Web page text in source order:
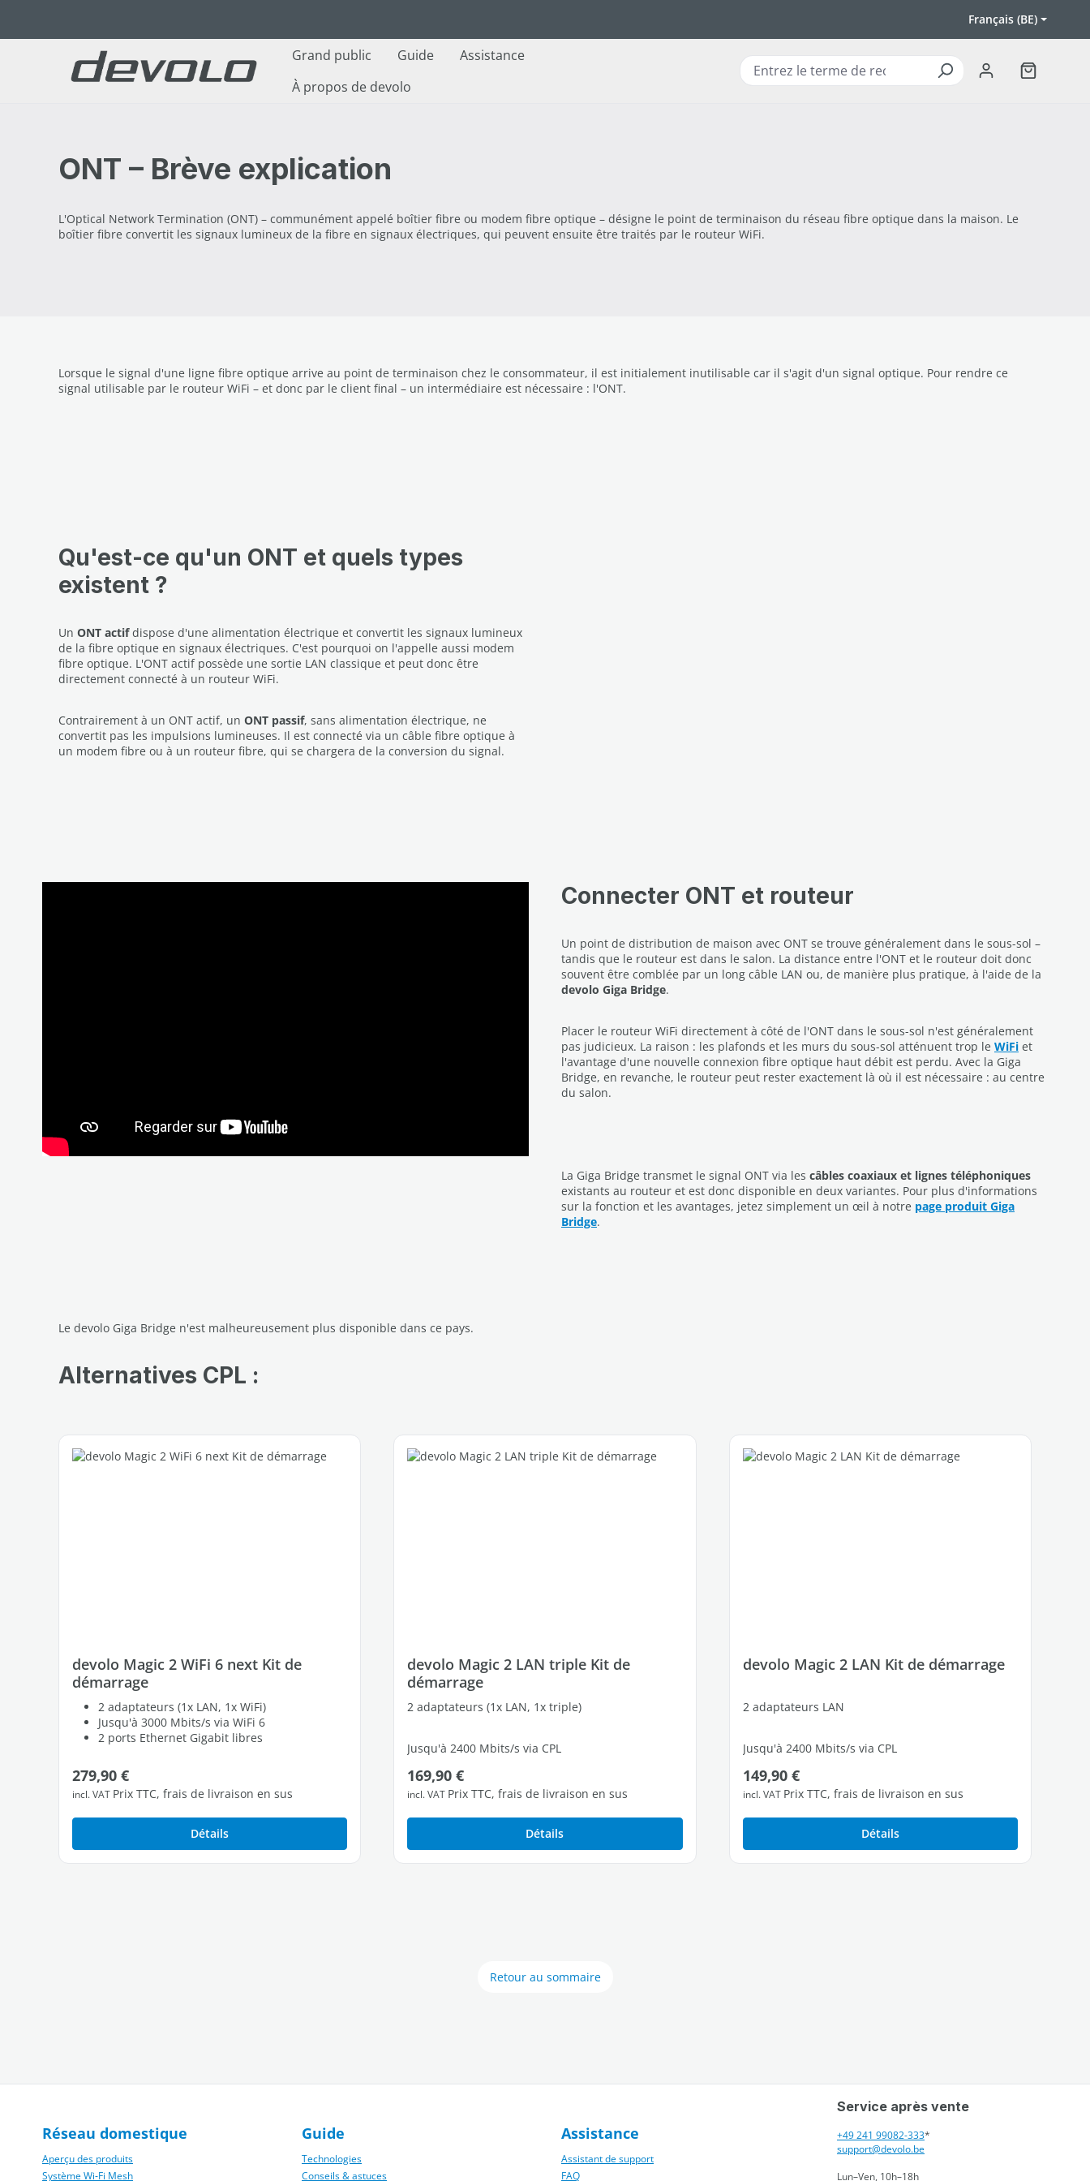
Français (BE)
Grand public Guide
Assistance
À propos de devolo
Le panier
ONT – Brève explication
L'Optical Network Termination (ONT) – communément appelé boîtier fibre ou modem fibre optique – désigne le point de terminaison du réseau fibre optique dans la maison. Le
boîtier fibre convertit les signaux lumineux de la fibre en signaux électriques, qui peuvent ensuite être traités par le routeur WiFi.
Lorsque le signal d'une ligne fibre optique arrive au point de terminaison chez le consommateur, il est initialement inutilisable car il s'agit d'un signal optique. Pour rendre ce
signal utilisable par le routeur WiFi – et donc par le client final – un intermédiaire est nécessaire : l'ONT.
Qu'est-ce qu'un ONT et quels types
existent ?
Un ONT actifdispose d'une alimentation électrique et convertit les signaux lumineux
de la fibre optique en signaux électriques. C'est pourquoi on l'appelle aussi modem
fibre optique. L'ONT actif possède une sortie LAN classique et peut donc être
directement connecté à un routeur WiFi.
Contrairement à un ONT actif, un ONT passif, sans alimentation électrique, ne
convertit pas les impulsions lumineuses. Il est connecté via un câble fibre optique à
un modem fibre ou à un routeur fibre, qui se chargera de la conversion du signal.
Connecter ONT et routeur
Un point de distribution de maison avec ONT se trouve généralement dans le sous-sol –
tandis que le routeur est dans le salon. La distance entre l'ONT et le routeur doit donc
souvent être comblée par un long câble LAN ou, de manière plus pratique, à l'aide de la
devolo Giga Bridge.
Placer le routeur WiFi directement à côté de l'ONT dans le sous-sol n'est généralement
pas judicieux. La raison : les plafonds et les murs du sous-sol atténuent trop le WiFi et
l'avantage d'une nouvelle connexion fibre optique haut débit est perdu. Avec la Giga
Bridge, en revanche, le routeur peut rester exactement là où il est nécessaire : au centre
du salon.
La Giga Bridge transmet le signal ONT via les câbles coaxiaux et lignes téléphoniques
existants au routeur et est donc disponible en deux variantes. Pour plus d'informations
sur la fonction et les avantages, jetez simplement un œil à notre page produit Giga
Bridge.
Le devolo Giga Bridge n'est malheureusement plus disponible dans ce pays.
Alternatives CPL :
devolo Magic 2 WiFi 6 next Kit de
démarrage
2 adaptateurs (1x LAN, 1x WiFi)
Jusqu'à 3000 Mbits/s via WiFi 6
2 ports Ethernet Gigabit libres
Prix régulier :
279,90 €
incl. VAT Prix TTC, frais de livraison en sus
Détails
devolo Magic 2 LAN triple Kit de
démarrage
2 adaptateurs (1x LAN, 1x triple)
Jusqu'à 2400 Mbits/s via CPL
3 ports Ethernet Gigabit libres
Prix régulier :
169,90 €
incl. VAT Prix TTC, frais de livraison en sus
Détails
devolo Magic 2 LAN Kit de démarrage
2 adaptateurs LAN
Jusqu'à 2400 Mbits/s via CPL
1 port Ethernet Gigabit libres
Prix régulier :
149,90 €
incl. VAT Prix TTC, frais de livraison en sus
Détails
Retour au sommaire
Réseau domestique
Aperçu des produits
Système Wi‑Fi Mesh
Guide
Technologies
Conseils & astuces
Assistance
Assistant de support
FAQ
Service après vente
+49 241 99082-333*
support@devolo.be
Lun–Ven, 10h–18h